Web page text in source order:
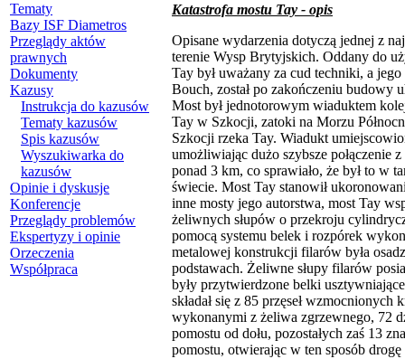
Tematy
Bazy ISF Diametros
Przeglądy aktów
prawnych
Dokumenty
Kazusy
Instrukcja do kazusów
Tematy kazusów
Spis kazusów
Wyszukiwarka do
kazusów
Opinie i dyskusje
Konferencje
Przeglądy problemów
Ekspertyzy i opinie
Orzeczenia
Współpraca
Katastrofa mostu Tay - opis
Opisane wydarzenia dotyczą jednej z
terenie Wysp Brytyjskich. Oddany do
Tay był uważany za cud techniki, a
Bouch, został po zakończeniu budowy
Most był jednotorowym wiaduktem
Tay w Szkocji, zatoki na Morzu
Szkocji rzeka Tay. Wiadukt
umożliwiając dużo szybsze połączenie
ponad 3 km, co sprawiało, że był to w
świecie. Most Tay stanowił
inne mosty jego autorstwa, most Tay
żeliwnych słupów o przekroju
pomocą systemu belek i rozpórek
metalowej konstrukcji filarów była
podstawach. Żeliwne słupy filarów
były przytwierdzone belki
składał się z 85 przęseł
wykonanymi z żeliwa zgrzewnego, 72
pomostu od dołu, pozostałych zaś 13
pomostu, otwierając w ten sposób